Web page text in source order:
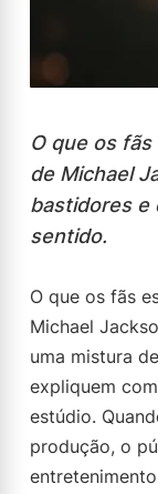
O que os
de Michael
bastidores e
sentido.
O que os fãs
Michael
uma mistura
expliquem
estúdio.
produção, o